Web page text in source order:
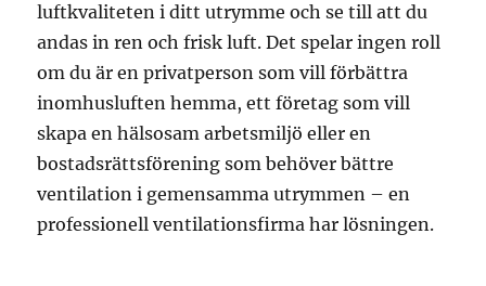
luftkvaliteten i ditt utrymme och se till att du
andas in ren och frisk luft. Det spelar ingen roll
om du är en privatperson som vill förbättra
inomhusluften hemma, ett företag som vill
skapa en hälsosam arbetsmiljö eller en
bostadsrättsförening som behöver bättre
ventilation i gemensamma utrymmen – en
professionell ventilationsfirma har lösningen.